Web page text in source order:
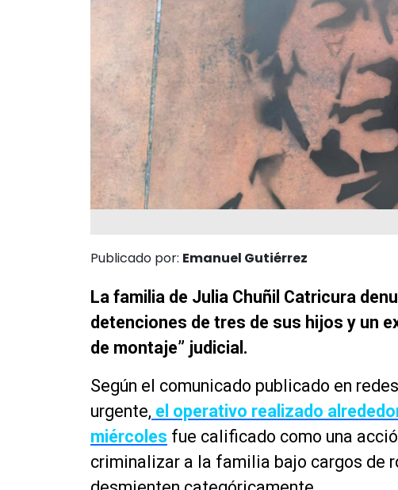
Publicado por: Emanuel Gutiérrez
La familia de Julia Chuñil Catricura
detenciones de tres de sus hijos y un
de montaje” judicial.
Según el comunicado publicado en
urgente, el operativo realizado
miércoles fue calificado como una
criminalizar a la familia bajo cargos de